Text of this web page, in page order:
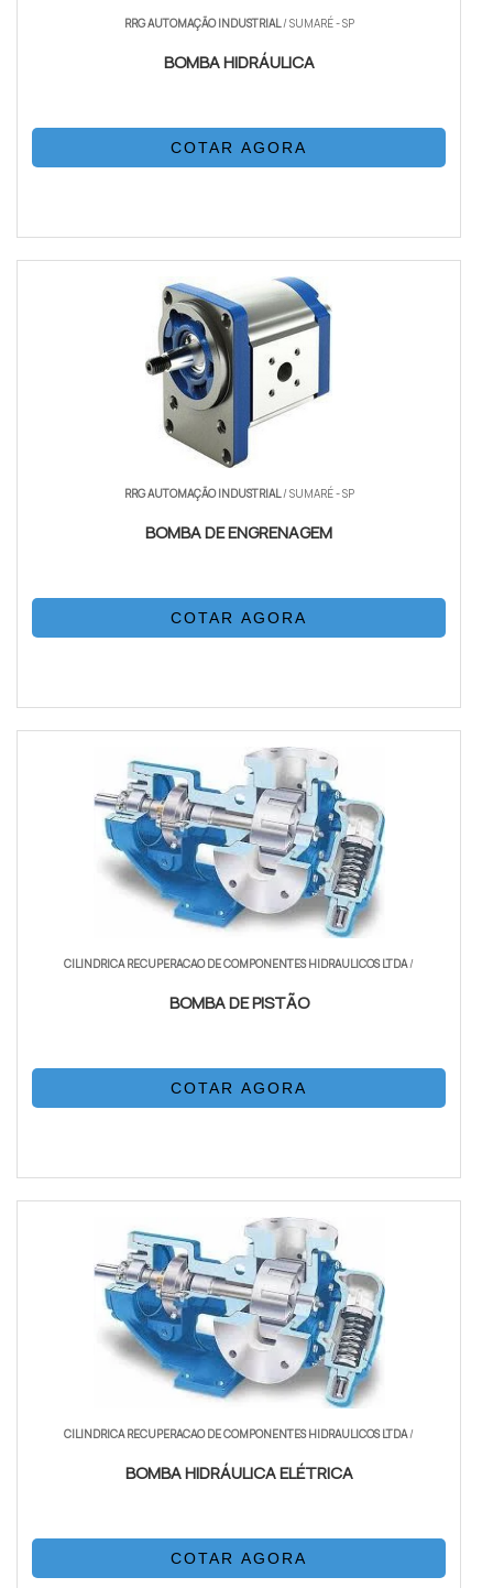
RRG AUTOMAÇÃO INDUSTRIAL/ SUMARÉ - SP
BOMBA HIDRÁULICA
COTAR AGORA
RRG AUTOMAÇÃO INDUSTRIAL/ SUMARÉ - SP
BOMBA DE ENGRENAGEM
COTAR AGORA
CILINDRICA RECUPERACAO DE COMPONENTES HIDRAULICOS LTDA/
BOMBA DE PISTÃO
COTAR AGORA
CILINDRICA RECUPERACAO DE COMPONENTES HIDRAULICOS LTDA/
BOMBA HIDRÁULICA ELÉTRICA
COTAR AGORA